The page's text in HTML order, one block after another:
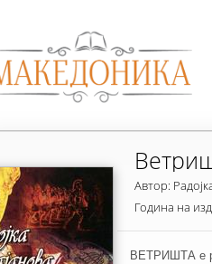
Автор:
Година на
ВЕТРИШТА е